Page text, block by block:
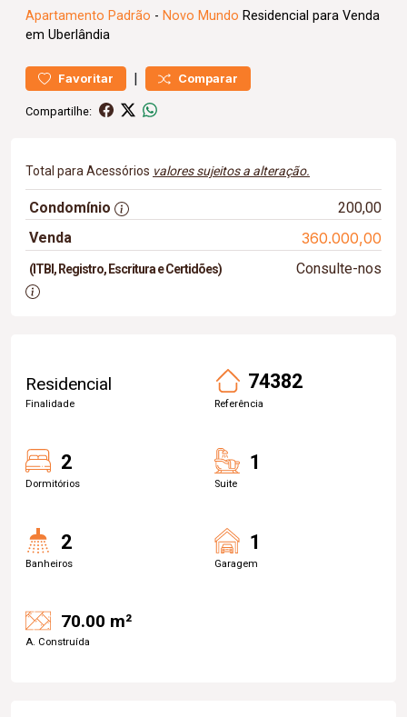
Apartamento Padrão - Novo Mundo Residencial para Venda
em Uberlândia
Favoritar | Comparar
Compartilhe:
Total para Acessórios valores sujeitos a alteração.
Condomínio
200,00
Venda
360.000,00
(ITBI, Registro, Escritura e Certidões) Consulte-nos
Residencial
Finalidade
74382
Referência
2
Dormitórios
1
Suite
2
Banheiros
1
Garagem
70.00 m²
A. Construída